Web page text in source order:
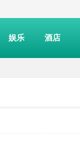
娱乐 酒店